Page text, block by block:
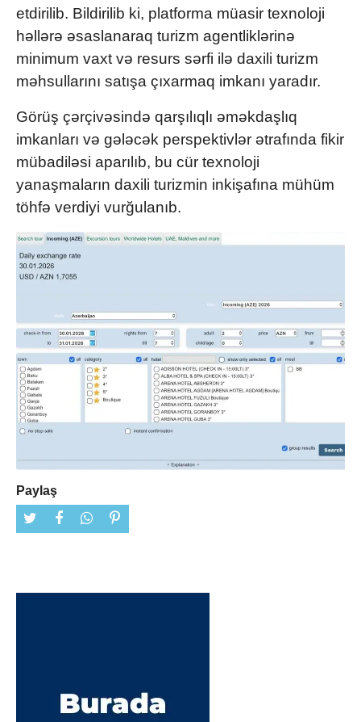
etdirilib. Bildirilib ki, platforma müasir texnoloji
həllərə əsaslanaraq turizm agentliklərinə
minimum vaxt və resurs sərfi ilə daxili turizm
məhsullarını satışa çıxarmaq imkanı yaradır.
Görüş çərçivəsində qarşılıqlı əməkdaşlıq
imkanları və gələcək perspektivlər ətrafında fikir
mübadiləsi aparılıb, bu cür texnoloji
yanaşmaların daxili turizmin inkişafına mühüm
töhfə verdiyi vurğulanıb.
Paylaş